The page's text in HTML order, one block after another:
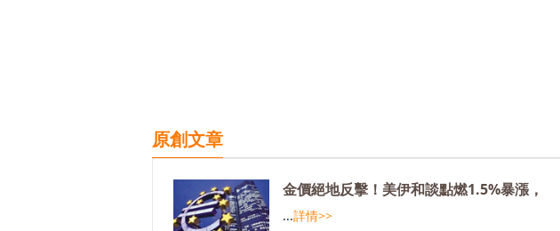
原創文章
金價絕地反擊！美伊和談點燃1.5%暴漲，
...詳情>>